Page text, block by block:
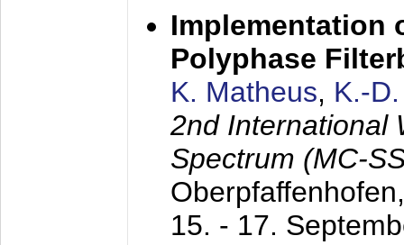
Implementation
Polyphase
K. Matheus, K.-
2nd International
Spectrum (MC-
15. - 17.